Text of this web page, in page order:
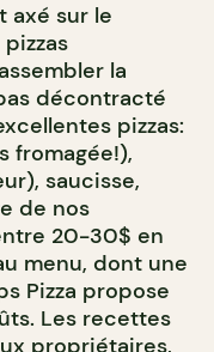
axé sur le
la
décontracté
pizzas:
fromagée!),
saucisse,
de nos
20-30$ en
menu, dont une
Pizza propose
Les recettes
propriétaires,